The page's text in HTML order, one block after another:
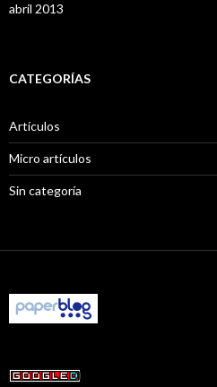
abril 2013
CATEGORÍAS
Artículos
Micro artículos
Sin categoría